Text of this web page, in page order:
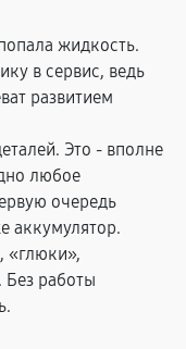
жидкость.
в сервис, ведь
развитием
Это - вполне
любое
очередь
аккумулятор.
«глюки»,
Без работы